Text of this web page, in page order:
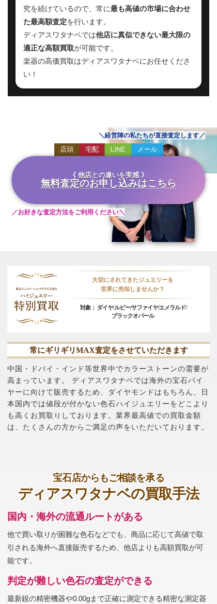
究を続けているので、常に最も高値の市場に合わせ
た最高額査定を行います。
ディアスワタナベでは他店に真似できない最大限の
適正な高額買取が可能です。
楽器の高価買取はディアスワタナベにお任せくださ
い！
経営陣の私たちが直接査定します
店頭 宅配 LINE メール
他店との違いを実感
無料査定のお申し込みはこちら
お好きな査定方法をご利用ください
大切にされてきたジュエリーを
世界に売却しませんか？
対象： ダイヤ/ルビー/サファイヤ/エメラルド/
ブラックオパール
常にギリギリMAX査定をさせていただきます
中国・ドバイ・インド等世界中でカラーストーンの需要が
高まっています。
ディアスワタナベでは海外の宝石バイ
ヤーに向けて販売するため、ダイヤモンドはもちろん、日
本国内では値段が付かない色石ハイジュエリーをどこより
も高くお買取りしております。業界最高値での買取金額
は、たくさんの方からご満足の声をいただいております。
宝石店からもご相談を承る
ディアスワタナベの買取手法
国内・海外の流通ルートがある
他で買い取りが困難な色石などでも、商品に応じて高値で取
引される海外へ直接販売するため、他店よりも高額買取が可
能です。
判定が難しい色石の査定ができる
最新鋭の精密機器や0.00gまで正確に測定できる精密な測定器